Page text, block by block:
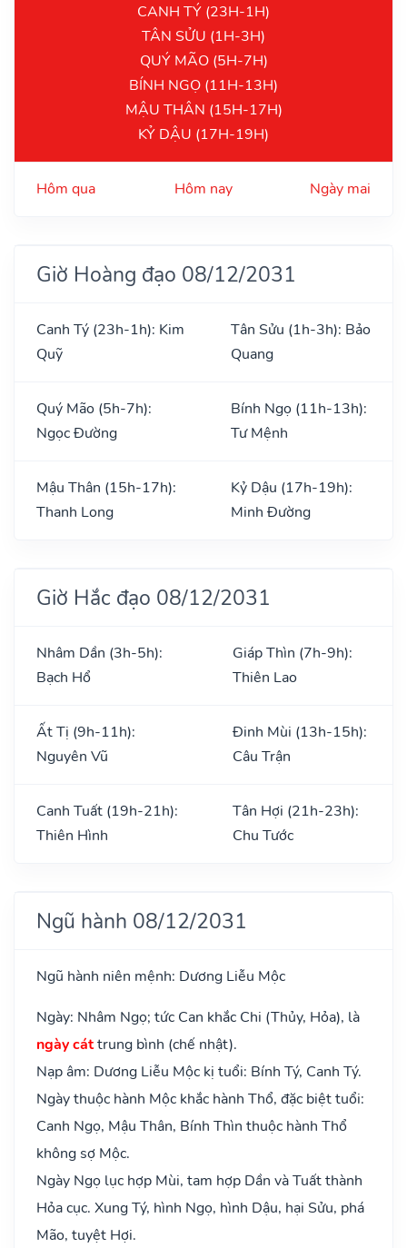
CANH TÝ (23H-1H)
TÂN SỬU (1H-3H)
QUÝ MÃO (5H-7H)
BÍNH NGỌ (11H-13H)
MẬU THÂN (15H-17H)
KỶ DẬU (17H-19H)
Hôm qua Hôm nay Ngày mai
Giờ Hoàng đạo 08/12/2031
Canh Tý (23h-1h): Kim
Quỹ
Tân Sửu (1h-3h): Bảo
Quang
Quý Mão (5h-7h):
Ngọc Đường
Bính Ngọ (11h-13h):
Tư Mệnh
Mậu Thân (15h-17h):
Thanh Long
Kỷ Dậu (17h-19h):
Minh Đường
Giờ Hắc đạo 08/12/2031
Nhâm Dần (3h-5h):
Bạch Hổ
Giáp Thìn (7h-9h):
Thiên Lao
Ất Tị (9h-11h):
Nguyên Vũ
Đinh Mùi (13h-15h):
Câu Trận
Canh Tuất (19h-21h):
Thiên Hình
Tân Hợi (21h-23h):
Chu Tước
Ngũ hành 08/12/2031
Ngũ hành niên mệnh: Dương Liễu Mộc
Ngày: Nhâm Ngọ; tức Can khắc Chi (Thủy, Hỏa), là
ngày cáttrung bình (chế nhật).
Nạp âm: Dương Liễu Mộc kị tuổi: Bính Tý, Canh Tý.
Ngày thuộc hành Mộc khắc hành Thổ, đặc biệt tuổi:
Canh Ngọ, Mậu Thân, Bính Thìn thuộc hành Thổ
không sợ Mộc.
Ngày Ngọ lục hợp Mùi, tam hợp Dần và Tuất thành
Hỏa cục. Xung Tý, hình Ngọ, hình Dậu, hại Sửu, phá
Mão, tuyệt Hợi.